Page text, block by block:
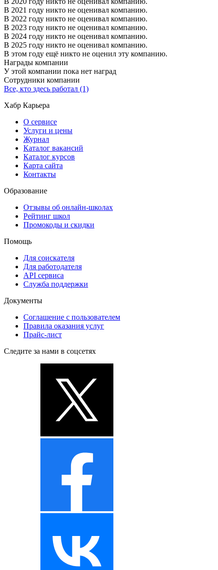
В 2021 году никто не оценивал компанию.
В 2022 году никто не оценивал компанию.
В 2023 году никто не оценивал компанию.
В 2024 году никто не оценивал компанию.
В 2025 году никто не оценивал компанию.
В этом году ещё никто не оценил эту компанию.
Награды компании
У этой компании пока нет наград
Сотрудники компании
Все, кто здесь работал (1)
Хабр Карьера
О сервисе
Услуги и цены
Журнал
Каталог вакансий
Каталог курсов
Карта сайта
Контакты
Образование
Отзывы об онлайн-школах
Рейтинг школ
Промокоды и скидки
Помощь
Для соискателя
Для работодателя
API сервиса
Служба поддержки
Документы
Соглашение с пользователем
Правила оказания услуг
Прайс-лист
Следите за нами в соцсетях